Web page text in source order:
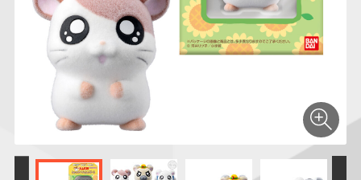
仮面ライダーシリー
ズ
ガンダムシリーズ
キャラパキ
にふぉるめーしょん
＆スクエアシール